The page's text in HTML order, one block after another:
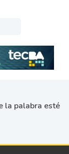
la palabra esté